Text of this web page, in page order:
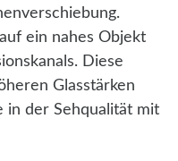
ein nahes Objekt
Diese
Glasstärken
in der Sehqualität mit